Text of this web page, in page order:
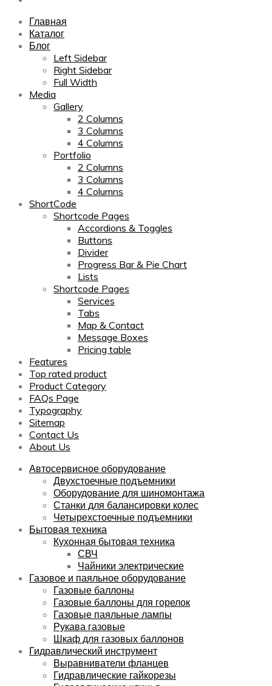
Главная
Каталог
Блог
Left Sidebar
Right Sidebar
Full Width
Media
Gallery
2 Columns
3 Columns
4 Columns
Portfolio
2 Columns
3 Columns
4 Columns
ShortCode
Shortcode Pages
Accordions & Toggles
Buttons
Divider
Progress Bar & Pie Chart
Lists
Shortcode Pages
Services
Tabs
Map & Contact
Message Boxes
Pricing table
Features
Top rated product
Product Category
FAQs Page
Typography
Sitemap
Contact Us
About Us
Автосервисное оборудование
Двухстоечные подъемники
Оборудование для шиномонтажа
Станки для балансировки колес
Четырехстоечные подъемники
Бытовая техника
Кухонная бытовая техника
СВЧ
Чайники электрические
Газовое и паяльное оборудование
Газовые баллоны
Газовые баллоны для горелок
Газовые паяльные лампы
Рукава газовые
Шкаф для газовых баллонов
Гидравлический инструмент
Выравниватели фланцев
Гидравлические гайкорезы